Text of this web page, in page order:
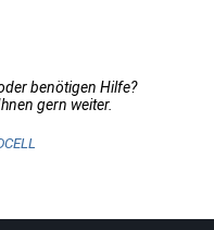
benötigen Hilfe?
gern weiter.